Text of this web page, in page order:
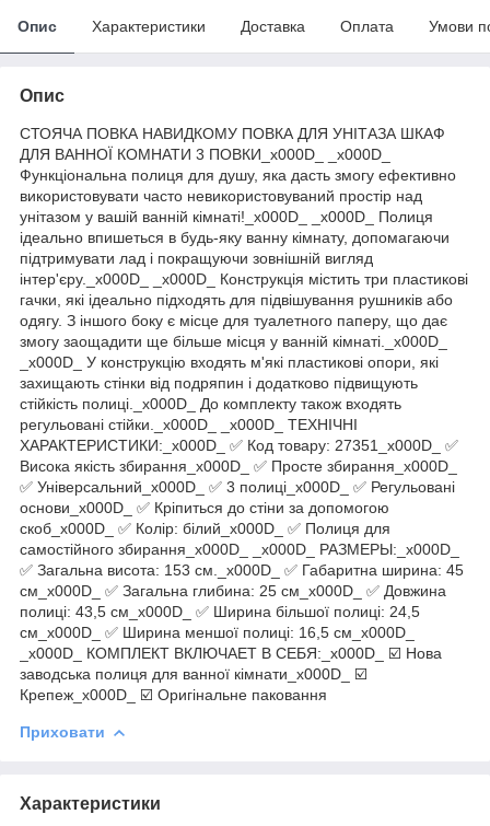
Опис Характеристики Доставка Оплата Умови
Опис
СТОЯЧА ПОВКА НАВИДКОМУ ПОВКА ДЛЯ УНІТАЗА ШКАФ
ДЛЯ ВАННОЇ КОМНАТИ 3 ПОВКИ_x000D_ _x000D_
Функціональна полиця для душу, яка дасть змогу ефективно
використовувати часто невикористовуваний простір над
унітазом у вашій ванній кімнаті!_x000D_ _x000D_ Полиця
ідеально впишеться в будь-яку ванну кімнату, допомагаючи
підтримувати лад і покращуючи зовнішній вигляд
інтер'єру._x000D_ _x000D_ Конструкція містить три пластикові
гачки, які ідеально підходять для підвішування рушників або
одягу. З іншого боку є місце для туалетного паперу, що дає
змогу заощадити ще більше місця у ванній кімнаті._x000D_
_x000D_ У конструкцію входять м'які пластикові опори, які
захищають стінки від подряпин і додатково підвищують
стійкість полиці._x000D_ До комплекту також входять
регульовані стійки._x000D_ _x000D_ ТЕХНІЧНІ
ХАРАКТЕРИСТИКИ:_x000D_ ✅ Код товару: 27351_x000D_ ✅
Висока якість збирання_x000D_ ✅ Просте збирання_x000D_
✅ Універсальний_x000D_ ✅ 3 полиці_x000D_ ✅ Регульовані
основи_x000D_ ✅ Кріпиться до стіни за допомогою
скоб_x000D_ ✅ Колір: білий_x000D_ ✅ Полиця для
самостійного збирання_x000D_ _x000D_ РАЗМЕРЫ:_x000D_
✅ Загальна висота: 153 см._x000D_ ✅ Габаритна ширина: 45
см_x000D_ ✅ Загальна глибина: 25 см_x000D_ ✅ Довжина
полиці: 43,5 см_x000D_ ✅ Ширина більшої полиці: 24,5
см_x000D_ ✅ Ширина меншої полиці: 16,5 см_x000D_
_x000D_ КОМПЛЕКТ ВКЛЮЧАЕТ В СЕБЯ:_x000D_ ☑️ Нова
заводська полиця для ванної кімнати_x000D_ ☑️
Крепеж_x000D_ ☑️ Оригінальне паковання
Приховати
Характеристики